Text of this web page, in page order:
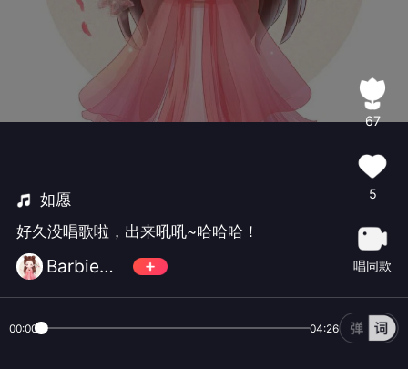
如愿
好久没唱歌啦，出来吼吼~哈哈哈！
Barbie～Bubles糖朶朶
67
5
唱同款
00:00 04:26